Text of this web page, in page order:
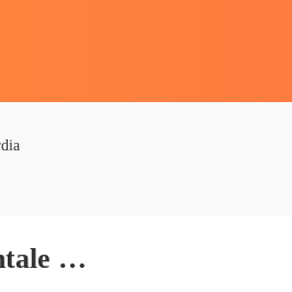
Istituto Zooprofilattico Sperimentale Della Lombardia